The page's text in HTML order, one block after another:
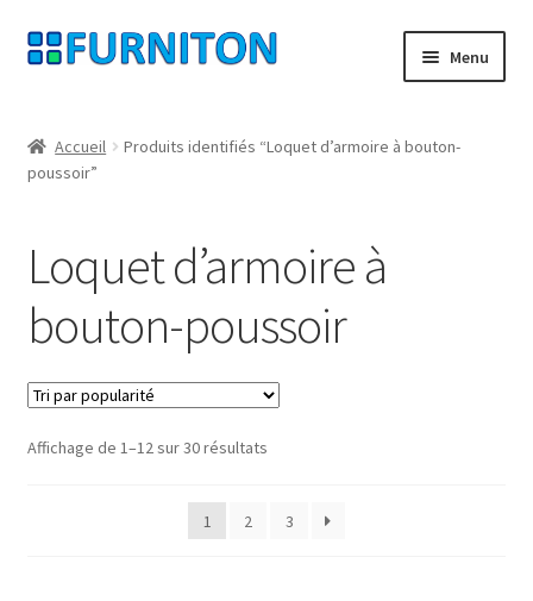
Aller
à
navigation
Aller
au
Menu
Nos partenaires
Droit de rétractation
Accueil
Produits identifiés “Loquet d’armoire à bouton-
poussoir”
Loquet d’armoire à
bouton-poussoir
Affichage de 1–12 sur 30 résultatsTrié
1
2 3